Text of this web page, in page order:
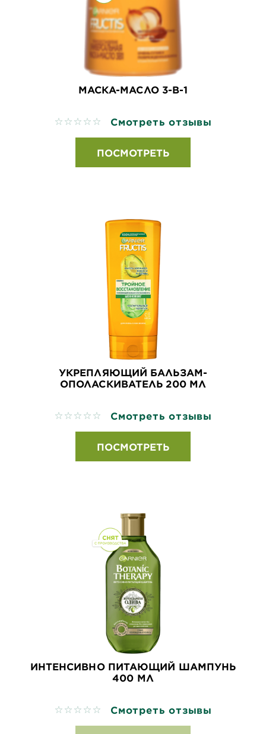
МАСКА-МАСЛО 3-В-1
No reviews Смотреть отзывы
ПОСМОТРЕТЬ
УКРЕПЛЯЮЩИЙ БАЛЬЗАМ-
ОПОЛАСКИВАТЕЛЬ 200 МЛ
No reviews Смотреть отзывы
ПОСМОТРЕТЬ
ИНТЕНСИВНО ПИТАЮЩИЙ ШАМПУНЬ
400 МЛ
No reviews Смотреть отзывы